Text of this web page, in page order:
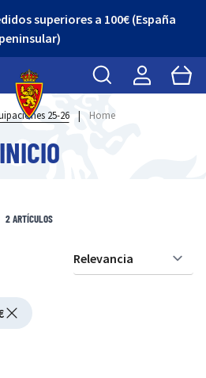
superiores a 100€ (España
peninsular)
Buscar Cart
25-26 | Home
INICIO
2ARTÍCULOS